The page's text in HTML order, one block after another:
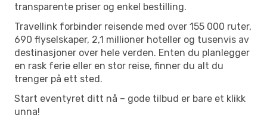
transparente priser og enkel bestilling.
Travellink forbinder reisende med over 155 000 ruter,
690 flyselskaper, 2,1 millioner hoteller og tusenvis av
destinasjoner over hele verden. Enten du planlegger
en rask ferie eller en stor reise, finner du alt du
trenger på ett sted.
Start eventyret ditt nå – gode tilbud er bare et klikk
unna!